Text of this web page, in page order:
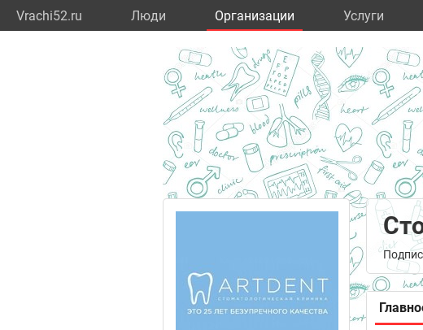
Vrachi52.ru Люди Организации Услуги